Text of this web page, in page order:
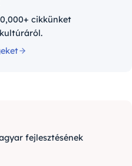
cikkünket
fejlesztésének